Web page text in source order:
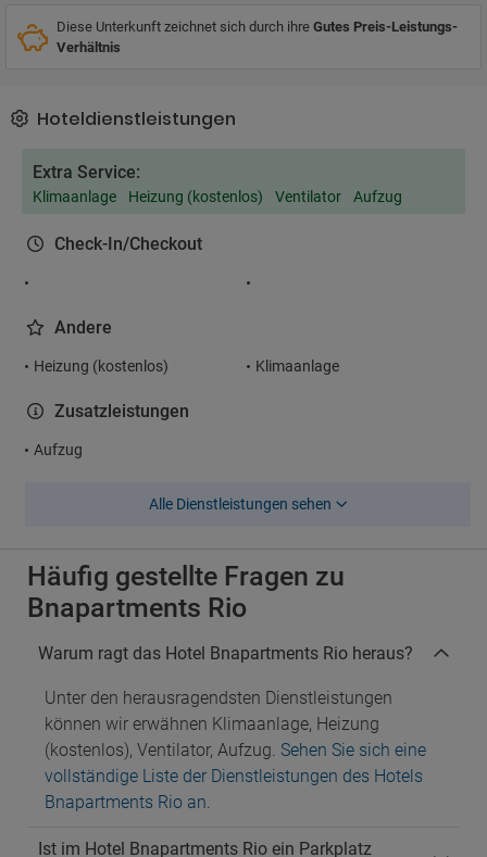
Diese Unterkunft zeichnet sich durch ihre Gutes Preis-Leistungs-
Verhältnis
Hoteldienstleistungen
Extra Service:
Klimaanlage Heizung (kostenlos) Ventilator Aufzug
Check-In/Checkout
Andere
Heizung (kostenlos) Klimaanlage
Zusatzleistungen
Aufzug
Alle Dienstleistungen sehen
Häufig gestellte Fragen zu
Bnapartments Rio
Warum ragt das Hotel Bnapartments Rio heraus?
Unter den herausragendsten Dienstleistungen
können wir erwähnen Klimaanlage, Heizung
(kostenlos), Ventilator, Aufzug. Sehen Sie sich eine
vollständige Liste der Dienstleistungen des Hotels
Bnapartments Rio an.
Ist im Hotel Bnapartments Rio ein Parkplatz